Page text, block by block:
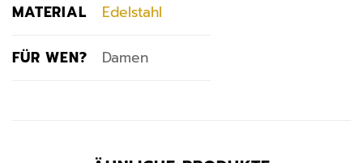
MATERIAL Edelstahl
FÜR WEN? Damen